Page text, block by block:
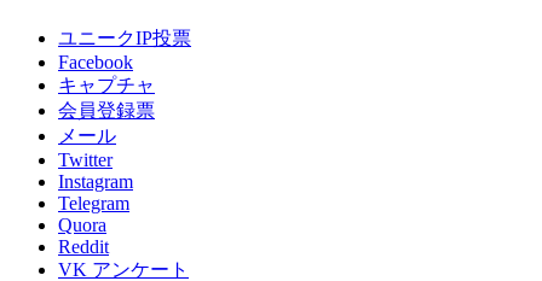
ユニークIP投票
Facebook
キャプチャ
会員登録票
メール
Twitter
Instagram
Telegram
Quora
Reddit
VK アンケート